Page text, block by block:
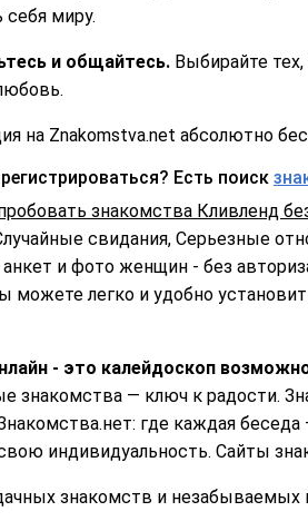
себя миру.
и общайтесь. Выбирайте
на Znakomstva.net абсолютно
Есть поиск
знакомства Кливленд
свидания, Серьезные
и фото женщин - без
можете легко и удобно
- это калейдоскоп
знакомства — ключ к радости.
где каждая
индивидуальность. Сайты
знакомств и незабываемых